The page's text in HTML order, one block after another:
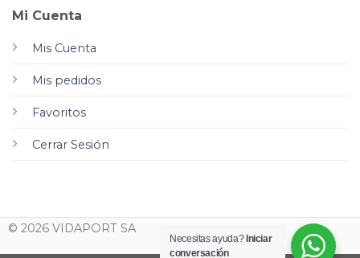
Mi Cuenta
Mis Cuenta
Mis pedidos
Favoritos
Cerrar Sesión
© 2026 VIDAPORT SA
Necesitas ayuda? Iniciar
conversación